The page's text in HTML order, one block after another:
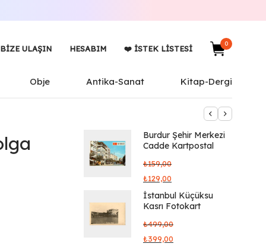
BIZE ULAŞIN HESABIM ❤️ İSTEK LISTESI
0
Obje Antika-Sanat Kitap-Dergi
Burdur Şehir Merkezi
Cadde Kartpostal
₺159,00
₺129,00
İstanbul Küçüksu
Kasrı Fotokart
₺499,00
₺399,00